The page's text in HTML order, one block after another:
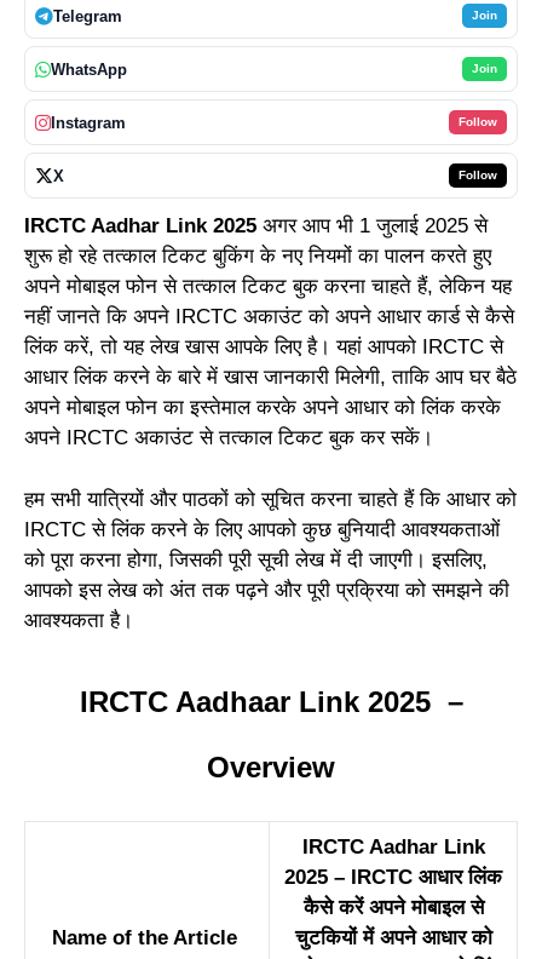
Telegram Join
WhatsApp Join
Instagram Follow
X Follow
IRCTC Aadhar Link 2025 अगर आप भी 1 जुलाई 2025 से
शुरू हो रहे तत्काल टिकट बुकिंग के नए नियमों का पालन करते हुए
अपने मोबाइल फोन से तत्काल टिकट बुक करना चाहते हैं, लेकिन यह
नहीं जानते कि अपने IRCTC अकाउंट को अपने आधार कार्ड से कैसे
लिंक करें, तो यह लेख खास आपके लिए है। यहां आपको IRCTC से
आधार लिंक करने के बारे में खास जानकारी मिलेगी, ताकि आप घर बैठे
अपने मोबाइल फोन का इस्तेमाल करके अपने आधार को लिंक करके
अपने IRCTC अकाउंट से तत्काल टिकट बुक कर सकें।
हम सभी यात्रियों और पाठकों को सूचित करना चाहते हैं कि आधार को
IRCTC से लिंक करने के लिए आपको कुछ बुनियादी आवश्यकताओं
को पूरा करना होगा, जिसकी पूरी सूची लेख में दी जाएगी। इसलिए,
आपको इस लेख को अंत तक पढ़ने और पूरी प्रक्रिया को समझने की
आवश्यकता है।
IRCTC Aadhaar Link 2025 –
Overview
Name of the Article
IRCTC Aadhar Link
2025 – IRCTC आधार लिंक
कैसे करें अपने मोबाइल से
चुटकियों में अपने आधार को